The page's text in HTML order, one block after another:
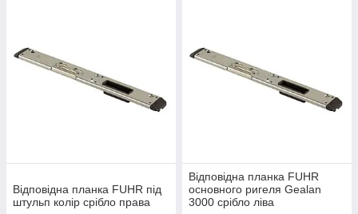
Відповідна планка FUHR під
штульп колір срібло права
Відповідна планка FUHR
основного ригеля Gealan
3000 срібло ліва